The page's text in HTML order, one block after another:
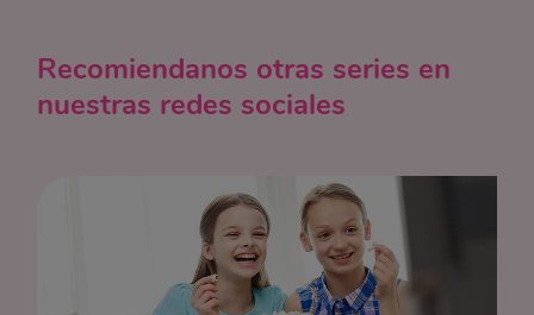
Recomiendanos otras series en
nuestras redes sociales